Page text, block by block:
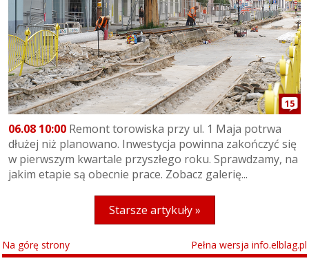
15
06.08 10:00 Remont torowiska przy ul. 1 Maja potrwa
dłużej niż planowano. Inwestycja powinna zakończyć się
w pierwszym kwartale przyszłego roku. Sprawdzamy, na
jakim etapie są obecnie prace. Zobacz galerię...
Starsze artykuły »
Na górę strony Pełna wersja info.elblag.pl